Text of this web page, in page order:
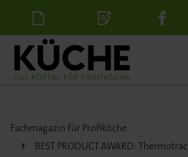
NewsletterStellenanzeige
Fachmagazin für Profiköche
BEST PRODUCT AWARD: